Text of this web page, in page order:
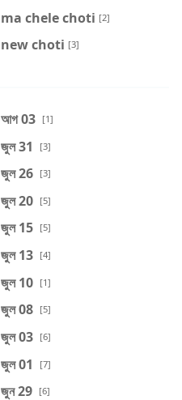
ma chele choti [2]
new choti [3]
আগ 03 [1]
জুল 31 [3]
জুল 26 [3]
জুল 20 [5]
জুল 15 [5]
জুল 13 [4]
জুল 10 [1]
জুল 08 [5]
জুল 03 [6]
জুল 01 [7]
জুন 29 [6]